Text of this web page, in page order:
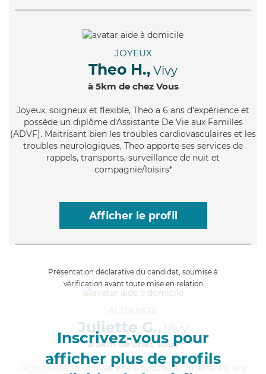
JOYEUX
Theo H., Vivy
à 5km de chez Vous
Joyeux, soigneux et flexible, Theo a 6 ans d'expérience et
possède un diplôme d'Assistante De Vie aux Familles
(ADVF). Maitrisant bien les troubles cardiovasculaires et les
troubles neurologiques, Theo apporte ses services de
rappels, transports, surveillance de nuit et
compagnie/loisirs*
Afficher le profil
Présentation déclarative du candidat, soumise à
vérification avant toute mise en relation
Inscrivez-vous pour
afficher plus de profils
ALTRUISTE
Juliette G., Vivy
à 5km de chez Vous
, impliquée et enthousiaste, Juliette a 6 ans